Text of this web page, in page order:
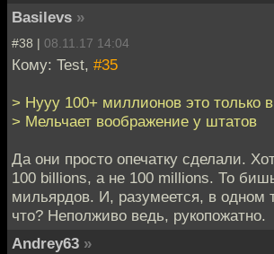
Basilevs »
#38 | 08.11.17 14:04
Кому: Test, #35
> Нууу 100+ миллионов это только
> Мельчает воображение у штатов
Да они просто опечатку сделали.
100 billions, а не 100 millions. То
мильярдов. И, разумеется, в одном
что? Неполживо ведь, рукопожатно.
Andrey63 »